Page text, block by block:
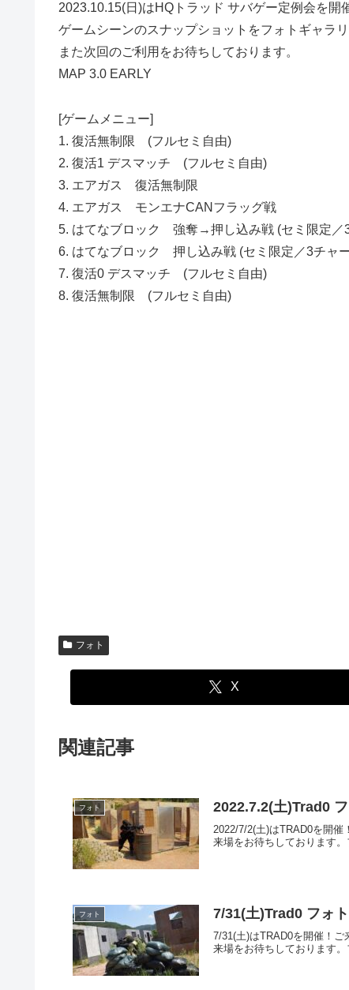
2023.10.15(日)はHQトラッド サバゲー定例会を開
ゲームシーンのスナップショットをフォトギャラ
また次回のご利用をお待ちしております。
MAP 3.0 EARLY
[ゲームメニュー]
1. 復活無制限 (フルセミ自由)
2. 復活1 デスマッチ (フルセミ自由)
3. エアガス 復活無制限
4. エアガス モンエナCANフラッグ戦
5. はてなブロック 強奪→押し込み戦 (セミ限定／
6. はてなブロック 押し込み戦 (セミ限定／3チャ
7. 復活0 デスマッチ (フルセミ自由)
8. 復活無制限 (フルセミ自由)
フォト
X
関連記事
フォト 2022.7.2(土)Trad0
2022/7/2(土)はTRAD0を開
来場をお待ちしております
フォト 7/31(土)Trad0 フォ
7/31(土)はTRAD0を開催！
来場をお待ちしております